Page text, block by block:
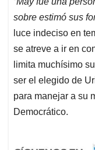
sobre estimó sus
luce indeciso en
se atreve a ir en
limita muchísimo
ser el elegido de
para manejar a su
Democrático.